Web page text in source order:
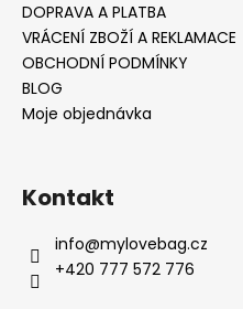
HLEDAT
p
o
u
č
DOPRAVA A PLATBA
VRÁCENÍ ZBOŽÍ A REKLAMACE
OBCHODNÍ PODMÍNKY
BLOG
Moje objednávka
Kontakt
info@mylovebag.cz
+420 777 572 776